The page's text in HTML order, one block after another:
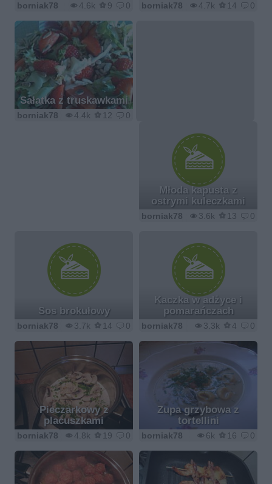
4.6k 9 0
borniak78 4.7k 14 0
borniak78
Sałatka z truskawkami
4.4k 12 0
borniak78
Młoda kapusta z
ostrymi kuleczkami
3.6k 13 0
borniak78
Sos brokułowy
3.7k 14 0
borniak78
Kaczka w adżyce i
pomarańczach
3.3k 4 0
borniak78
Pieczarkowy z
placuszkami
4.8k 19 0
borniak78
Zupa grzybowa z
tortellini
6k 16 0
borniak78